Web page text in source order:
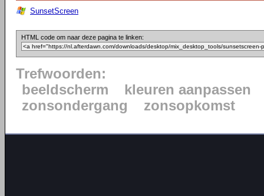
SunsetScreen
HTML code om naar deze pagina te linken:
Trefwoorden:
beeldscherm
kleuren aanpassen
zonsondergang
zonsopkomst